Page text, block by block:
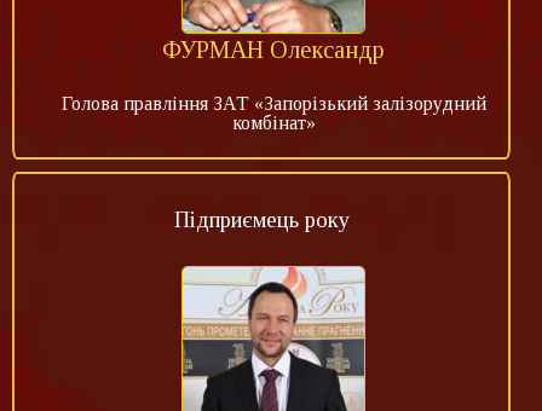
ФУРМАН Олександр
Голова правління ЗАТ «Запорізький залізорудний
комбінат»
Підприємець року